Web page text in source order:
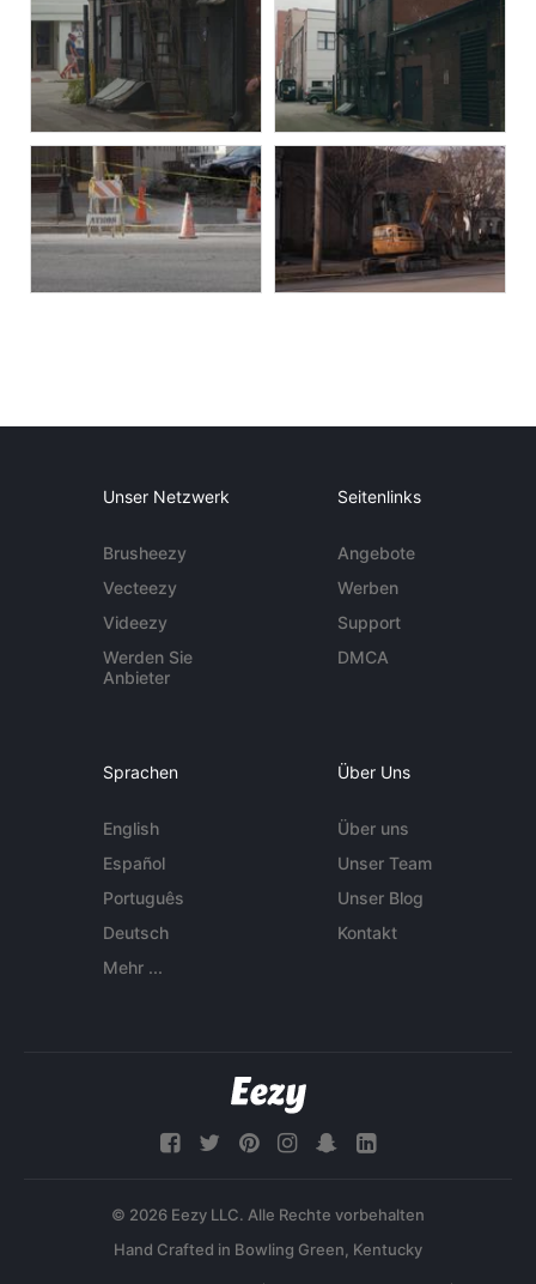
Unser Netzwerk
Brusheezy
Vecteezy
Videezy
Werden Sie
Anbieter
Seitenlinks
Angebote
Werben
Support
DMCA
Sprachen
English
Español
Português
Deutsch
Mehr ...
Über Uns
Über uns
Unser Team
Unser Blog
Kontakt
© 2026 Eezy LLC. Alle Rechte vorbehalten